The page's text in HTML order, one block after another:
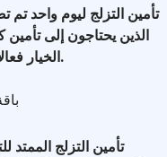
تأمين التزلج ليوم واحد تم
الذين يحتاجون إلى
الخيار فعالاً عند شرائه قبل يوم واحد من بدء التزلج.
تأمين التزلج الممتد